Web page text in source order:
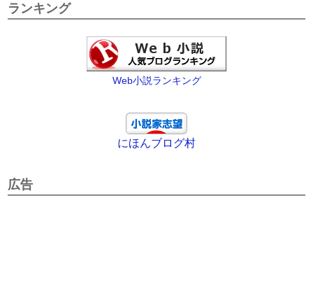
ランキング
Web小説ランキング
にほんブログ村
広告